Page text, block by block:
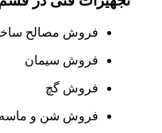
فروش مصالح
فروش سیمان
فروش گچ
فروش شن و ماسه